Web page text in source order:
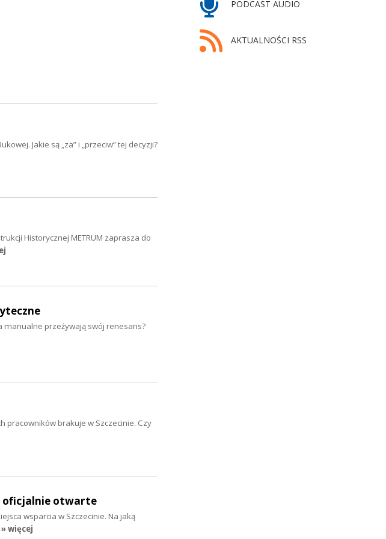
PODCAST AUDIO
AKTUALNOŚCI RSS
Jakie są „za” i „przeciw” tej decyzji?
Historycznej METRUM zaprasza do
manualne przeżywają swój renesans?
pracowników brakuje w Szczecinie. Czy
oficjalnie otwarte
wsparcia w Szczecinie. Na jaką
» więcej